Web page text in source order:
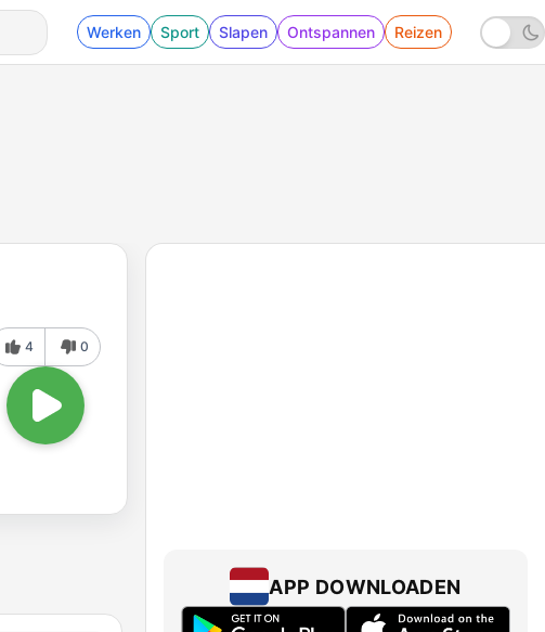
Werken Sport Slapen Ontspannen Reizen
4 0
APP DOWNLOADEN